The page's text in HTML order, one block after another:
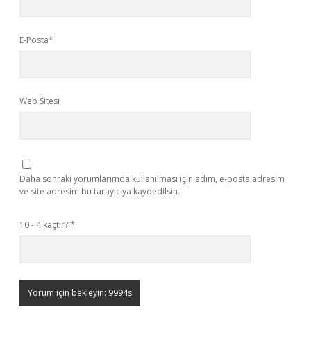
E-Posta*
Web Sitesi
Daha sonraki yorumlarımda kullanılması için adım, e-posta adresim
ve site adresim bu tarayıcıya kaydedilsin.
10 - 4 kaçtır?*